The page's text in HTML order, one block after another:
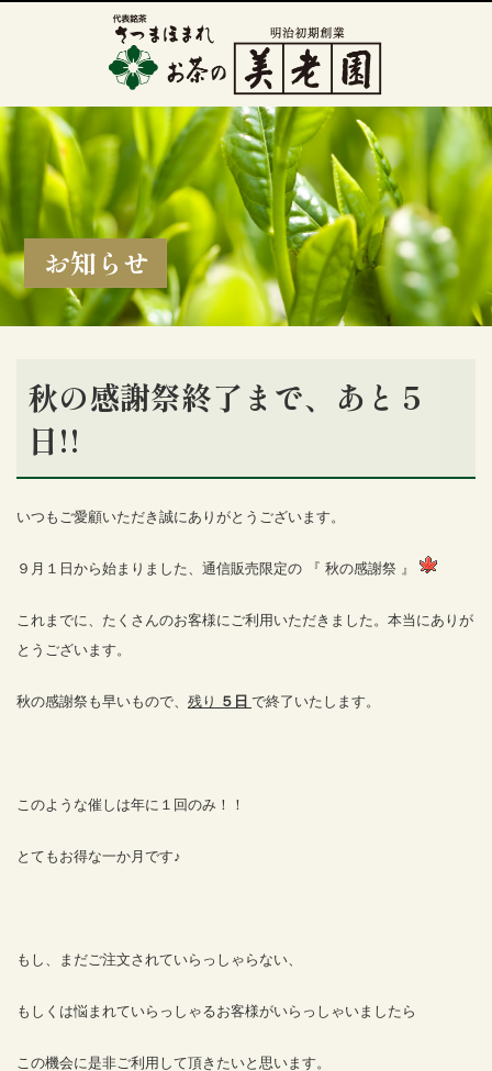
お知らせ
秋の感謝祭終了まで、あと５
日!!
いつもご愛顧いただき誠にありがとうございます。
９月１日から始まりました、通信販売限定の 『 秋の感謝祭 』
これまでに、たくさんのお客様にご利用いただきました。本当にありが
とうございます。
秋の感謝祭も早いもので、 残り ５日 で終了いたします。
このような催しは年に１回のみ！！
とてもお得な一か月です♪
もし、まだご注文されていらっしゃらない、
もしくは悩まれていらっしゃるお客様がいらっしゃいましたら
この機会に是非ご利用して頂きたいと思います。